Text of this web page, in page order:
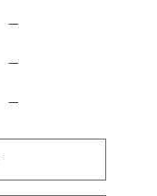
—
—
—